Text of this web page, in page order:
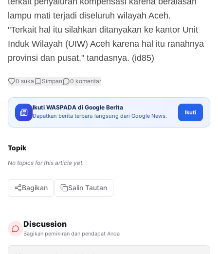
lampu mati terjadi diseluruh wilayah Aceh.
"Terkait hal itu silahkan ditanyakan ke kantor Unit
Induk Wilayah (UIW) Aceh karena hal itu ranahnya
provinsi dan pusat," tandasnya. (id85)
0 suka Simpan 0 komentar
Ikuti WASPADA di Google Berita
Dapatkan berita terbaru langsung dari Google News. Ikuti
Topik
No topics for this article yet.
Bagikan Salin Tautan
Discussion
Bagikan pemikiran dan pendapat Anda